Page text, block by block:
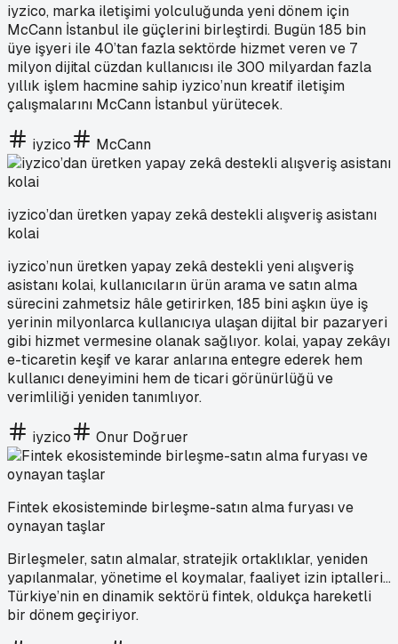
iyzico, marka iletişimi yolculuğunda yeni dönem için
McCann İstanbul ile güçlerini birleştirdi. Bugün 185 bin
üye işyeri ile 40’tan fazla sektörde hizmet veren ve 7
milyon dijital cüzdan kullanıcısı ile 300 milyardan fazla
yıllık işlem hacmine sahip iyzico’nun kreatif iletişim
çalışmalarını McCann İstanbul yürütecek.
iyzico McCann
iyzico’dan üretken yapay zekâ destekli alışveriş asistanı
kolai
iyzico’nun üretken yapay zekâ destekli yeni alışveriş
asistanı kolai, kullanıcıların ürün arama ve satın alma
sürecini zahmetsiz hâle getirirken, 185 bini aşkın üye iş
yerinin milyonlarca kullanıcıya ulaşan dijital bir pazaryeri
gibi hizmet vermesine olanak sağlıyor. kolai, yapay zekâyı
e-ticaretin keşif ve karar anlarına entegre ederek hem
kullanıcı deneyimini hem de ticari görünürlüğü ve
verimliliği yeniden tanımlıyor.
iyzico Onur Doğruer
Fintek ekosisteminde birleşme-satın alma furyası ve
oynayan taşlar
Birleşmeler, satın almalar, stratejik ortaklıklar, yeniden
yapılanmalar, yönetime el koymalar, faaliyet izin iptalleri...
Türkiye’nin en dinamik sektörü fintek, oldukça hareketli
bir dönem geçiriyor.